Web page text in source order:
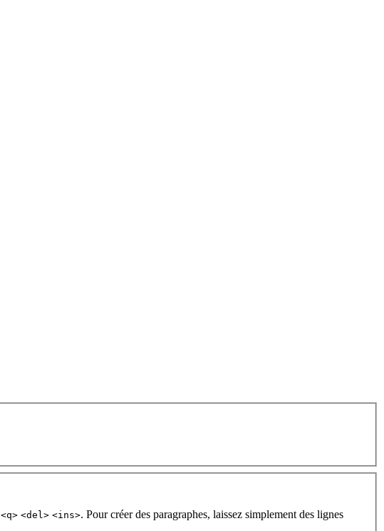
<q> <del> <ins>. Pour créer des paragraphes, laissez simplement des lignes